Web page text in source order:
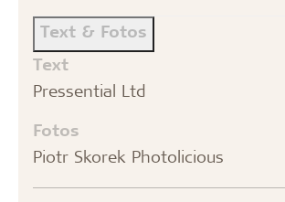
Text & Fotos
Text
Pressential Ltd
Fotos
Piotr Skorek Photolicious